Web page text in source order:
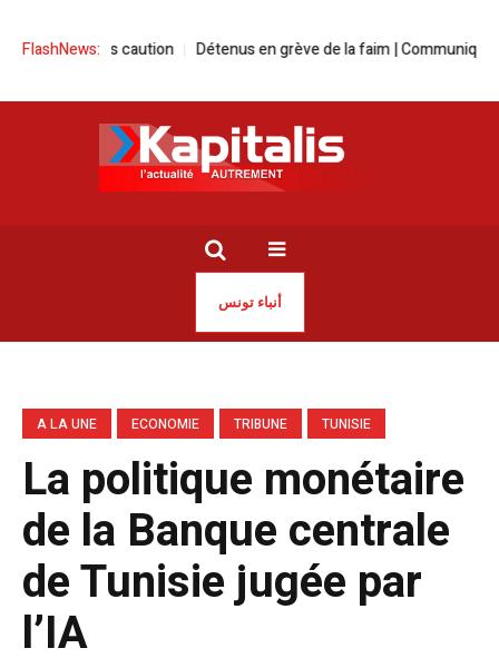
FlashNews:
caution Détenus en grève de la faim | Communiqué de la
أنباء تونس
A LA UNE ECONOMIE TRIBUNE TUNISIE
La politique monétaire
de la Banque centrale
de Tunisie jugée par
l’IA